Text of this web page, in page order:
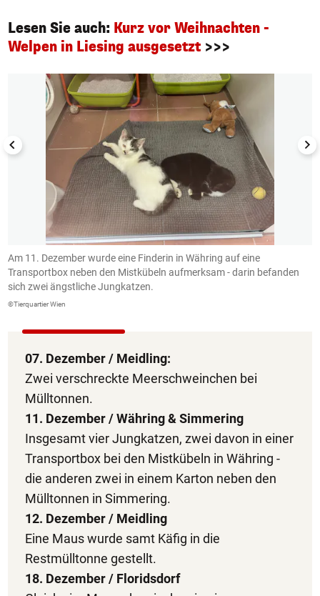
Lesen Sie auch: Kurz vor Weihnachten -
Welpen in Liesing ausgesetzt >>>
1/5
Am 11. Dezember wurde eine Finderin in Währing auf eine
Transportbox neben den Mistkübeln aufmerksam - darin befanden
sich zwei ängstliche Jungkatzen.
©Tierquartier Wien
07. Dezember / Meidling:
Zwei verschreckte Meerschweinchen bei
Mülltonnen.
11. Dezember / Währing & Simmering
Insgesamt vier Jungkatzen, zwei davon in einer
Transportbox bei den Mistkübeln in Währing -
die anderen zwei in einem Karton neben den
Mülltonnen in Simmering.
12. Dezember / Meidling
Eine Maus wurde samt Käfig in die
Restmülltonne gestellt.
18. Dezember / Floridsdorf